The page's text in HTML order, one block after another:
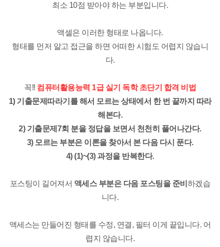
최소 10점 받아야 하는 부분입니다.
액셀은 이러한 형태로 나옵니다.
형태를 먼저 알고 접근을 하면 어떠한 시험도 어렵지 않습니
다.
꼭!! 컴퓨터활용능력 1급 실기 독학 초단기 합격 비법
1) 기출문제따라기를 해서 모르는 상태에서 한 번 끝까지 따라
해본다.
2) 기출문제7회 분을 정답을 보면서 천천히 풀어나간다.
3) 모르는 부분은 이론을 찾아서 본 다음 다시 푼다.
4) (1)~(3) 과정을 반복한다.
포스팅이 길어져서 액세스 부분은 다음 포스팅을 준비 하겠습
니다.
액세스는 만들어진 형태를 수정, 연결, 필터 이게 끝입니다. 어
렵지 않습니다.